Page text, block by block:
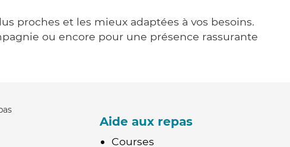
proches et les mieux adaptées à vos besoins.
ou encore pour une présence rassurante
Aide aux repas
Courses